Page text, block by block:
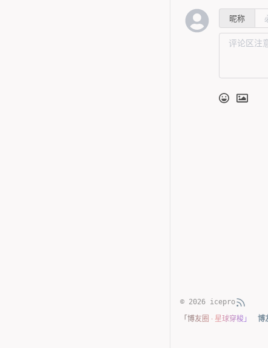
昵称
© 2026 icepro
「博友圈 · 星球穿梭」 博